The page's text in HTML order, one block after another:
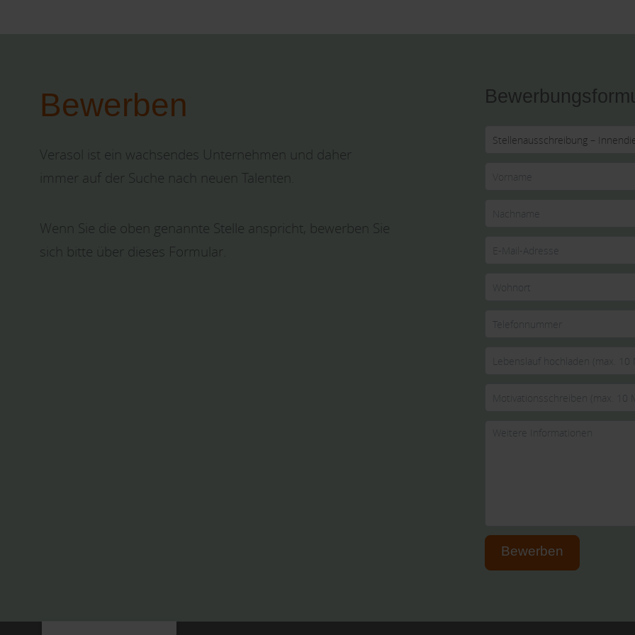
Bewerben
Verasol ist ein wachsendes Unternehmen und daher
immer auf der Suche nach neuen Talenten.
Wenn Sie die oben genannte Stelle anspricht, bewerben Sie
sich bitte über dieses Formular.
Bewerben